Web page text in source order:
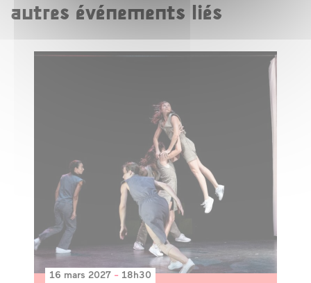
autres événements liés
16 mars 2027 - 18h30